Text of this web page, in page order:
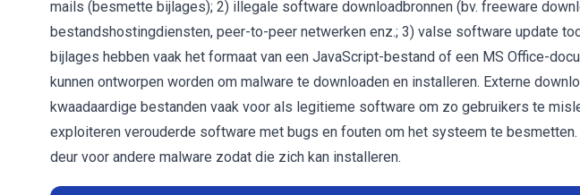
mails (besmette bijlages); 2) illegale software downloadbronnen (bv. freeware
bestandshostingdiensten, peer-to-peer netwerken enz.; 3) valse software update
bijlages hebben vaak het formaat van een JavaScript-bestand of een MS Office-
kunnen ontworpen worden om malware te downloaden en installeren. Externe
kwaadaardige bestanden vaak voor als legitieme software om zo gebruikers te
exploiteren verouderde software met bugs en fouten om het systeem te
deur voor andere malware zodat die zich kan installeren.